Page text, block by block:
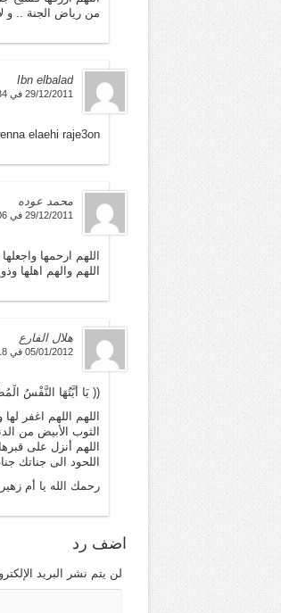
من رياض الجنة .. و
Ibn elbalad
29/12/2011 في 1:34 ص
elaehi raje3on
محمد عوده
29/12/2011 في 7:06 ص
اللهم ارحمها
اللهم والهم اهلها
هلال الفارع
05/01/2012 في 12:18 م
(( يَا أَيَّتُهَا النَّفْسُ
اللهم اللهم اغفر
الثوب الأبيض من
اللهم أنزل على
اللحود الى جناتك
رحمك الله يا أم
اضف رد
لن يتم نشر البريد